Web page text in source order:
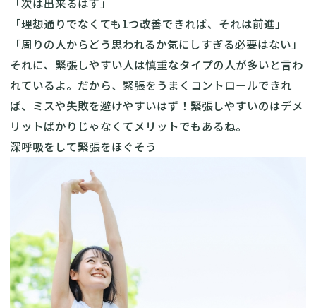
「理想通りでなくても1つ改善できれば、それは前進」
「周りの人からどう思われるか気にしすぎる必要はない」
それに、緊張しやすい人は慎重なタイプの人が多いと言わ
れているよ。だから、緊張をうまくコントロールできれ
ば、ミスや失敗を避けやすいはず！緊張しやすいのはデメ
リットばかりじゃなくてメリットでもあるね。
深呼吸をして緊張をほぐそう